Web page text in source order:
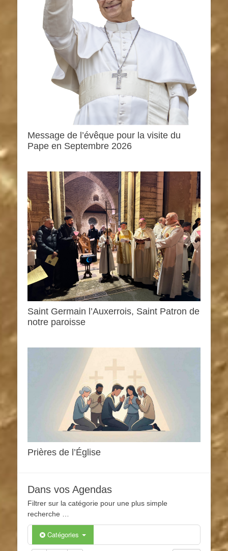
Message de l’évêque pour la visite du
Pape en Septembre 2026
Saint Germain l’Auxerrois, Saint Patron de
notre paroisse
Prières de l’Église
Dans vos Agendas
Filtrer sur la catégorie pour une plus simple
recherche …
Catégories
0h00
5h00
6h00